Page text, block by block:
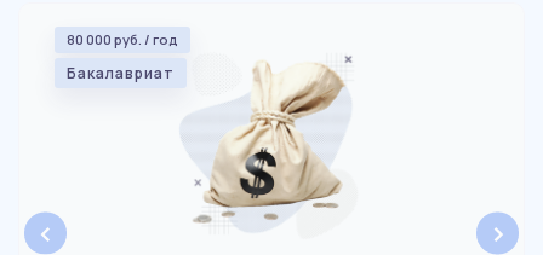
‹
80 000 руб. / год
Бакалавриат
›